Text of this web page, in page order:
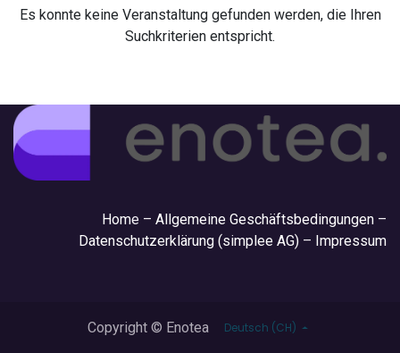
Es konnte keine Veranstaltung gefunden werden, die Ihren
Suchkriterien entspricht.
Home – Allgemeine Geschäftsbedingungen –
Datenschutzerklärung (simplee AG) – Impressum
Copyright © Enotea Deutsch (CH)